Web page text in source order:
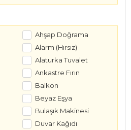
Ahşap Doğrama
Alarm (Hırsız)
Alaturka Tuvalet
Ankastre Fırın
Balkon
Beyaz Eşya
Bulaşık Makinesi
Duvar Kağıdı